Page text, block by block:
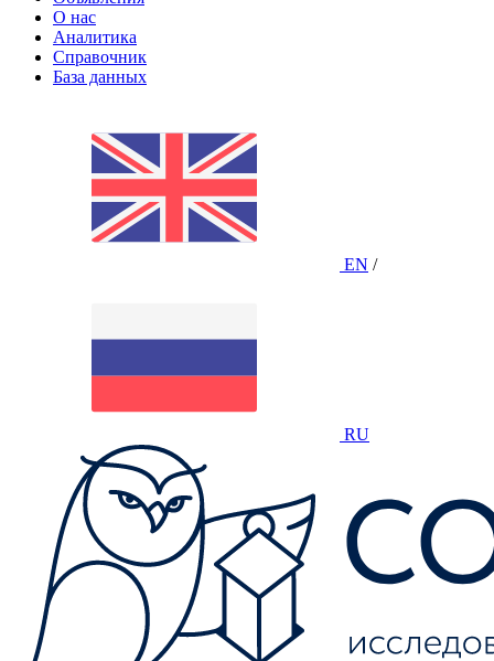
О нас
Аналитика
Справочник
База данных
EN /
RU